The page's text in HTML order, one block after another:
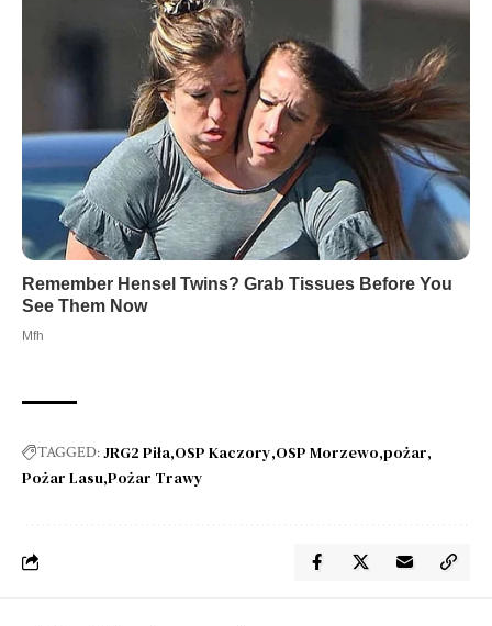
TAGGED:JRG2 Piła OSP Kaczory OSP Morzewo pożar
Pożar Lasu Pożar Trawy